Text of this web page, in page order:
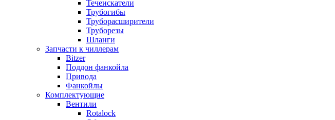
Течеискатели
Трубогибы
Труборасширители
Труборезы
Шланги
Запчасти к чиллерам
Bitzer
Поддон фанкойла
Привода
Фанкойлы
Комплектующие
Вентили
Rotalock